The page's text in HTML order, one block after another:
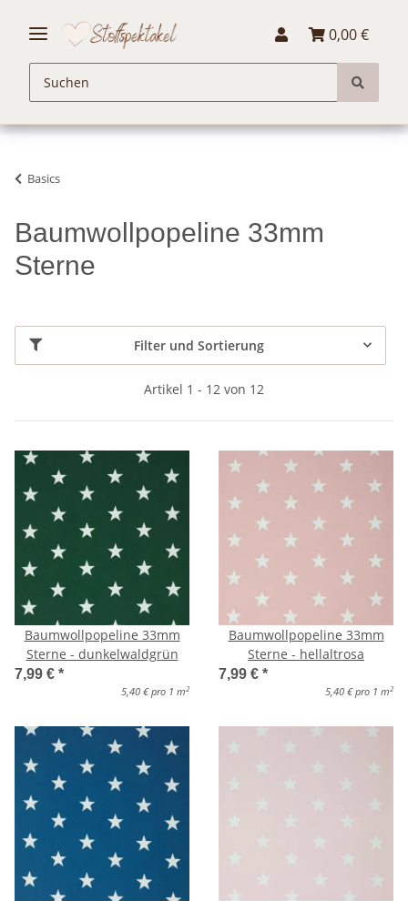
0,00 €
Basics
Baumwollpopeline 33mm
Sterne
Filter und Sortierung
Artikel 1 - 12 von 12
Baumwollpopeline 33mm
Sterne - dunkelwaldgrün
7,99 € *
5,40 € pro 1 m 2
Baumwollpopeline 33mm
Sterne - hellaltrosa
7,99 € *
5,40 € pro 1 m 2